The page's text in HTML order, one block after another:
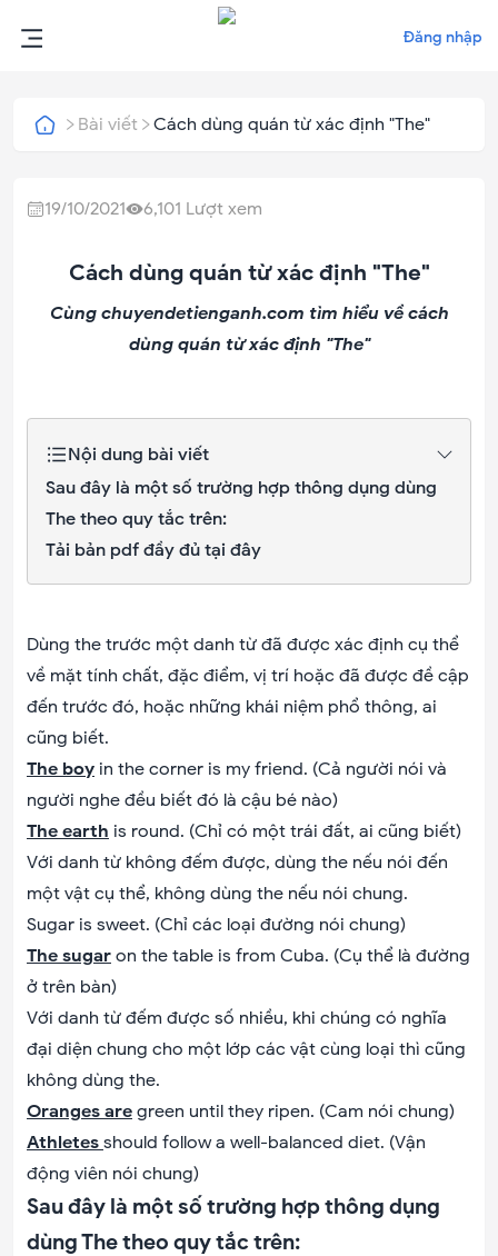
Đăng nhập
Bài viết Cách dùng quán từ xác định "The"
19/10/2021 6,101 Lượt xem
Cách dùng quán từ xác định "The"
Cùng chuyendetienganh.com tìm hiểu về cách
dùng quán từ xác định "The"
Nội dung bài viết
Sau đây là một số trường hợp thông dụng dùng
The theo quy tắc trên:
Tải bản pdf đầy đủ tại đây
Dùng the trước một danh từ đã được xác định cụ thể
về mặt tính chất, đặc điểm, vị trí hoặc đã được đề cập
đến trước đó, hoặc những khái niệm phổ thông, ai
cũng biết.
The boy in the corner is my friend. (Cả người nói và
người nghe đều biết đó là cậu bé nào)
The earth is round. (Chỉ có một trái đất, ai cũng biết)
Với danh từ không đếm được, dùng the nếu nói đến
một vật cụ thể, không dùng the nếu nói chung.
Sugar is sweet. (Chỉ các loại đường nói chung)
The sugar on the table is from Cuba. (Cụ thể là đường
ở trên bàn)
Với danh từ đếm được số nhiều, khi chúng có nghĩa
đại diện chung cho một lớp các vật cùng loại thì cũng
không dùng the.
Oranges are green until they ripen. (Cam nói chung)
Athletes should follow a well-balanced diet. (Vận
động viên nói chung)
Sau đây là một số trường hợp thông dụng
dùng The theo quy tắc trên: